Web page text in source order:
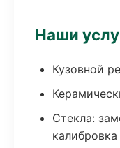
Наши
Кузовной
Стекла: